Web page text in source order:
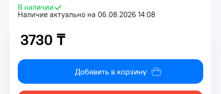
В наличии
•
Наличие актуально на 06.08.2026 14:08
3730 ₸
3730 ₸
Добавить в корзину